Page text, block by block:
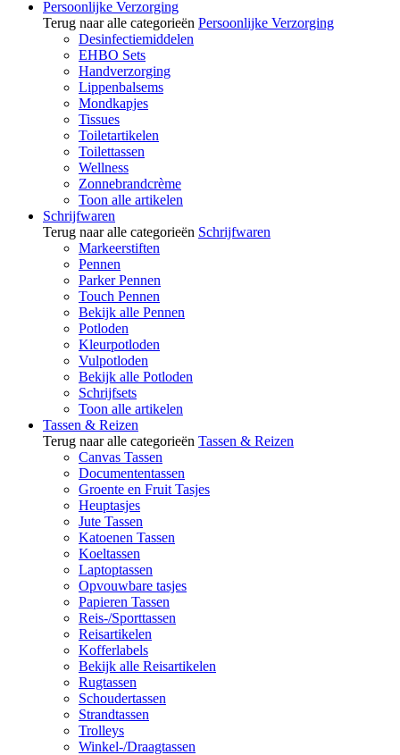
Persoonlijke Verzorging
Terug naar alle categorieën Persoonlijke Verzorging
Desinfectiemiddelen
EHBO Sets
Handverzorging
Lippenbalsems
Mondkapjes
Tissues
Toiletartikelen
Toilettassen
Wellness
Zonnebrandcrème
Toon alle artikelen
Schrijfwaren
Terug naar alle categorieën Schrijfwaren
Markeerstiften
Pennen
Parker Pennen
Touch Pennen
Bekijk alle Pennen
Potloden
Kleurpotloden
Vulpotloden
Bekijk alle Potloden
Schrijfsets
Toon alle artikelen
Tassen & Reizen
Terug naar alle categorieën Tassen & Reizen
Canvas Tassen
Documententassen
Groente en Fruit Tasjes
Heuptasjes
Jute Tassen
Katoenen Tassen
Koeltassen
Laptoptassen
Opvouwbare tasjes
Papieren Tassen
Reis-/Sporttassen
Reisartikelen
Kofferlabels
Bekijk alle Reisartikelen
Rugtassen
Schoudertassen
Strandtassen
Trolleys
Winkel-/Draagtassen